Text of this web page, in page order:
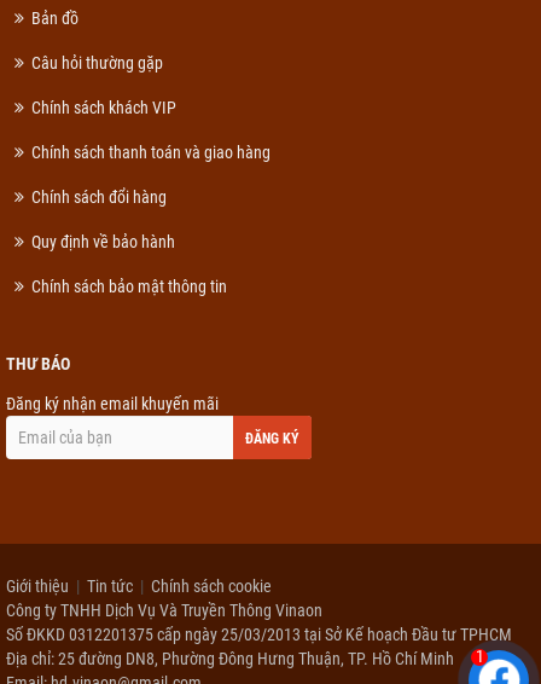
Bản đồ
Câu hỏi thường gặp
Chính sách khách VIP
Chính sách thanh toán và giao hàng
Chính sách đổi hàng
Quy định về bảo hành
Chính sách bảo mật thông tin
THƯ BÁO
Đăng ký nhận email khuyến mãi
ĐĂNG KÝ
Giới thiệu Tin tức
Chính sách cookie
Công ty TNHH Dịch Vụ Và Truyền Thông Vinaon
Số ĐKKD 0312201375 cấp ngày 25/03/2013 tại Sở Kế hoạch Đầu tư TPHCM
Địa chỉ: 25 đường DN8, Phường Đông Hưng Thuận, TP. Hồ Chí Minh
1